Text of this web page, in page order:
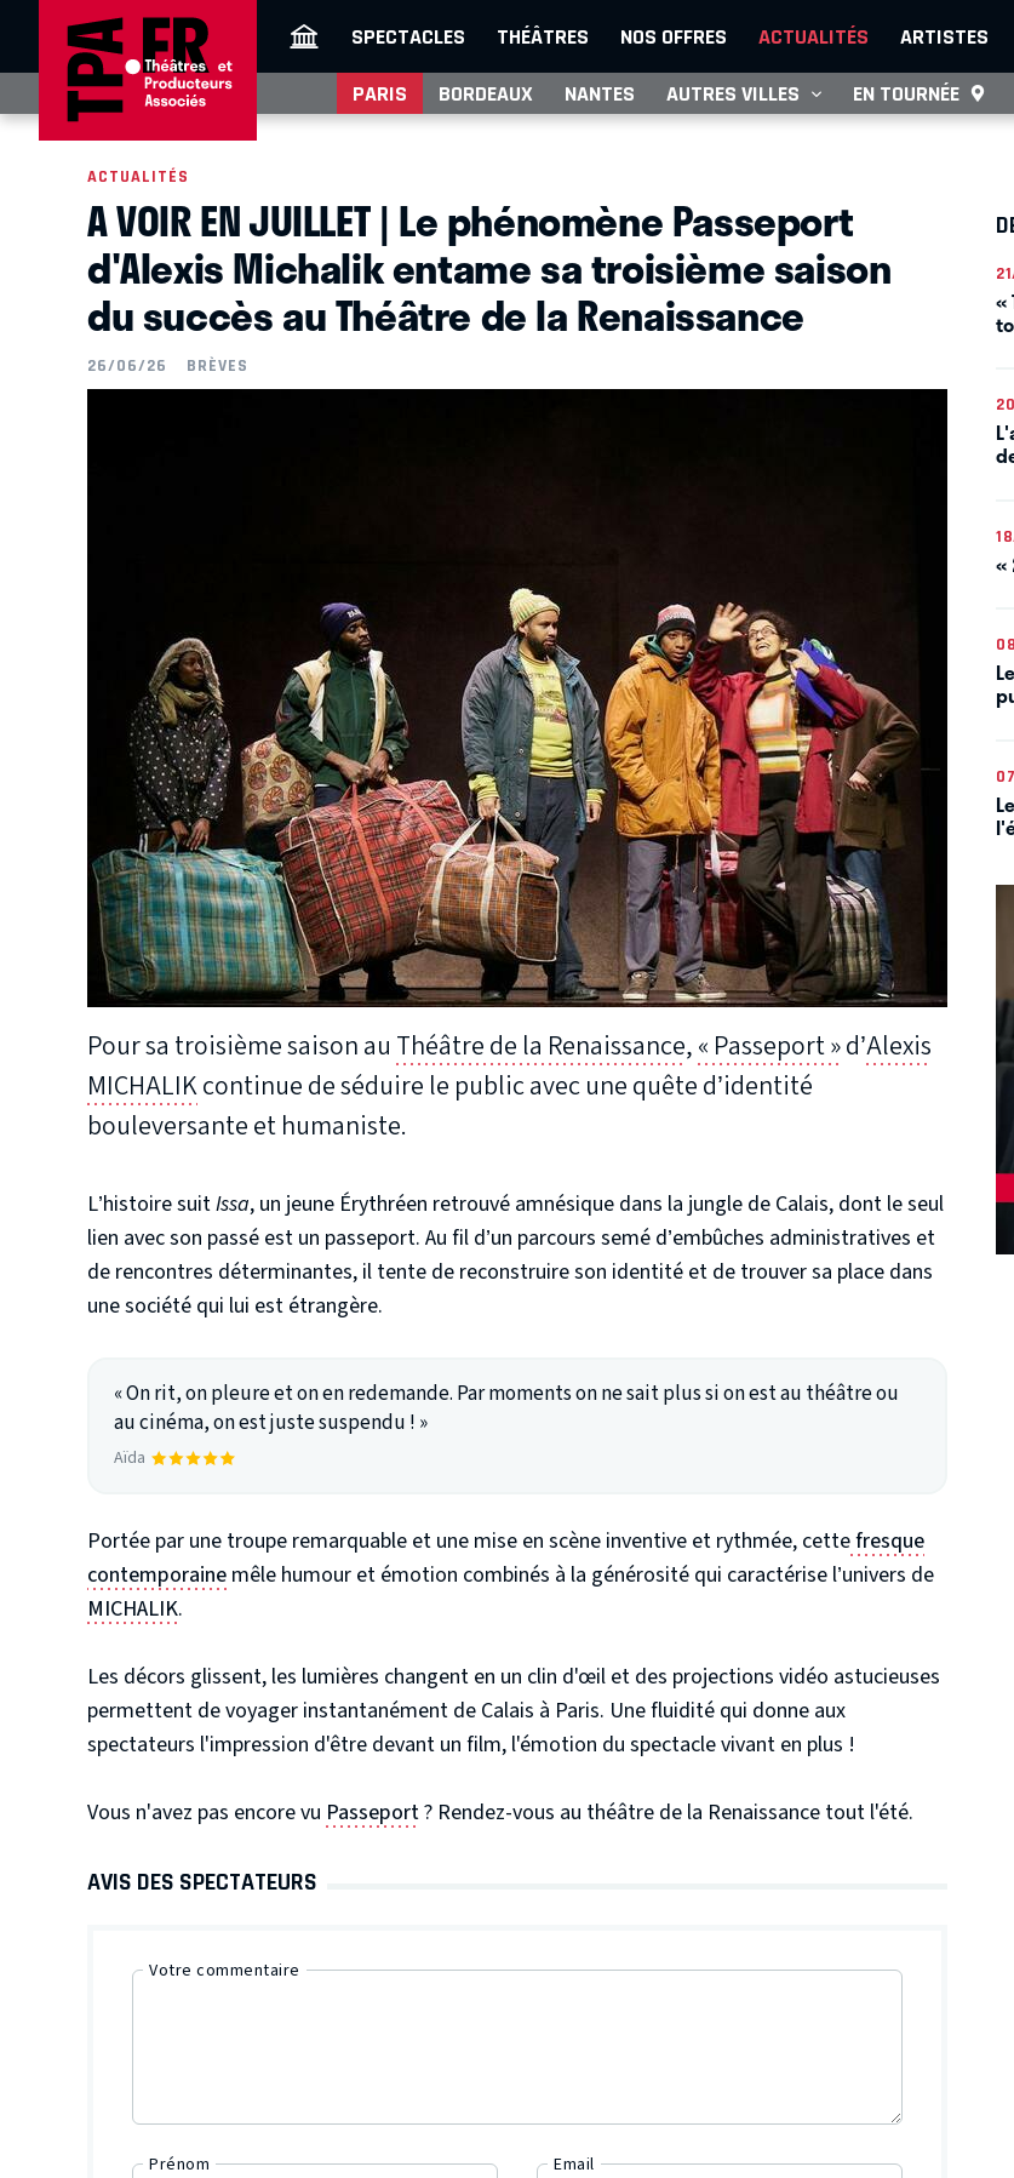
SPECTACLES THÉÂTRES NOS OFFRES ACTUALITÉS ARTISTES
PARIS BORDEAUX NANTES AUTRES VILLES EN TOURNÉE
ACTUALITÉS
A VOIR EN JUILLET | Le phénomène Passeport
d'Alexis Michalik entame sa troisième saison
du succès au Théâtre de la Renaissance
26/06/26 BRÈVES
Pour sa troisième saison au Théâtre de la Renaissance,« Passeport »d’Alexis
MICHALIKcontinue de séduire le public avec une quête d’identité
bouleversante et humaniste.
L’histoire suitIssa, un jeune Érythréen retrouvé amnésique dans la jungle de Calais, dont le seul
lien avec son passé est un passeport. Au fil d’un parcours semé d’embûches administratives et
de rencontres déterminantes, il tente de reconstruire son identité et de trouver sa place dans
une société qui lui est étrangère.
« On rit, on pleure et on en redemande. Par moments on ne sait plus si on est au théâtre ou
au cinéma, on est juste suspendu ! »
Aïda
Portée par une troupe remarquable et une mise en scène inventive et rythmée, cettefresque
contemporaine mêle humour et émotion combinés à la générosité qui caractérise l’univers de
MICHALIK.
Les décors glissent, les lumières changent en un clin d'œil et des projections vidéo astucieuses
permettent de voyager instantanément de Calais à Paris. Une fluidité qui donne aux
spectateurs l'impression d'être devant un film, l'émotion du spectacle vivant en plus !
Vous n'avez pas encore vu Passeport? Rendez-vous au théâtre de la Renaissance tout l'été.
AVIS DES SPECTATEURS
Votre commentaire
Prénom Email
«
«